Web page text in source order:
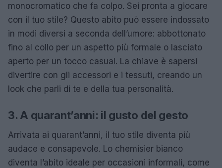
monocromatico che fa colpo. Sei pronta a giocare
con il tuo stile? Questo abito può essere indossato
in modi diversi a seconda dell’umore: abbottonato
fino al collo per un aspetto più formale o lasciato
aperto per un tocco casual. La chiave è sapersi
divertire con gli accessori e i tessuti, creando un
look che parli di te e della tua personalità.
3. A quarant’anni: il gusto del gesto
Arrivata ai quarant’anni, il tuo stile diventa più
audace e consapevole. Lo chemisier bianco
diventa l’abito ideale per occasioni informali, come